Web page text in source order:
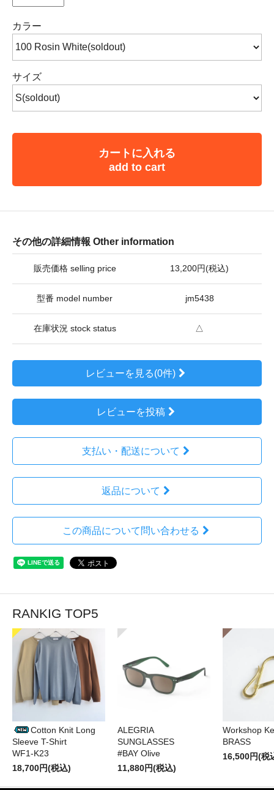
カラー
サイズ
カートに入れる
add to cart
その他の詳細情報 Other information
販売価格 selling price 13,200円(税込)
型番 model number jm5438
在庫状況 stock status △
レビューを見る(0件)
レビューを投稿
支払い・配送について
返品について
この商品について問い合わせる
RANKIG TOP5
Cotton Knit Long
Sleeve T-Shirt
WF1-K23
18,700円(税込)
ALEGRIA
SUNGLASSES
#BAY Olive
11,880円(税込)
Workshop
BRASS
16,500円(税